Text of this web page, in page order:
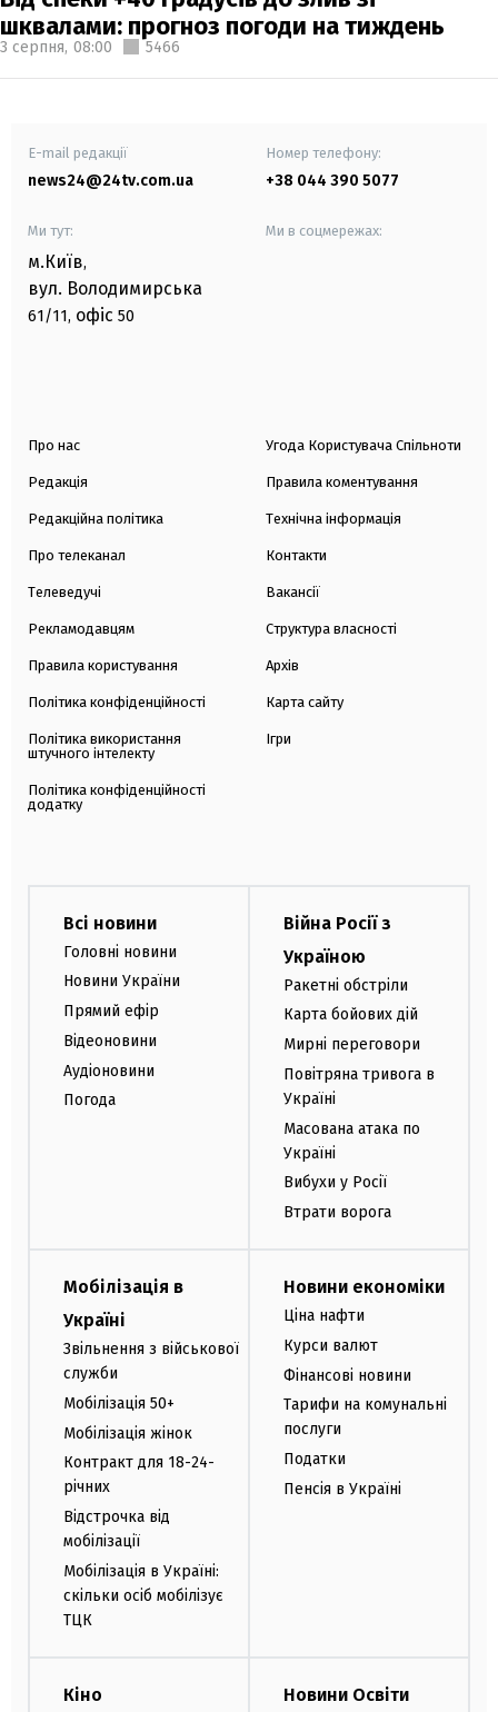
шквалами: прогноз погоди на тиждень
3 серпня, 08:00 5466
E-mail редакції
news24@24tv.com.ua
Номер телефону:
+38 044 390 5077
Ми тут:
м.Київ,
вул. Володимирська
61/11, офіс 50
Ми в соцмережах:
Про нас
Редакція
Редакційна політика
Про телеканал
Телеведучі
Рекламодавцям
Правила користування
Політика конфіденційності
Політика використання
штучного інтелекту
Політика конфіденційності
додатку
Угода Користувача Спільноти
Правила коментування
Технічна інформація
Контакти
Вакансії
Структура власності
Архів
Карта сайту
Ігри
Всі новини
Головні новини
Новини України
Прямий ефір
Відеоновини
Аудіоновини
Погода
Війна Росії з
Україною
Ракетні обстріли
Карта бойових дій
Мирні переговори
Повітряна тривога в
Україні
Масована атака по
Україні
Вибухи у Росії
Втрати ворога
Мобілізація в
Україні
Звільнення з військової
служби
Мобілізація 50+
Мобілізація жінок
Контракт для 18-24-
річних
Відстрочка від
мобілізації
Мобілізація в Україні:
скільки осіб мобілізує
ТЦК
Новини економіки
Ціна нафти
Курси валют
Фінансові новини
Тарифи на комунальні
послуги
Податки
Пенсія в Україні
Кіно Новини Освіти